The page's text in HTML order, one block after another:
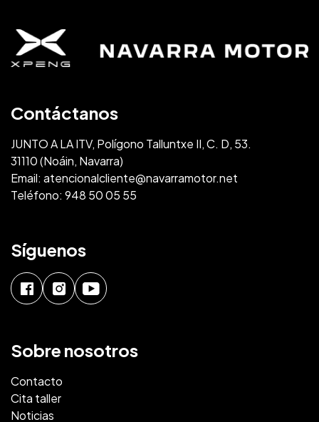
Contáctanos
JUNTO A LA ITV, Polígono Talluntxe II, C. D, 53.
31110 (Noáin, Navarra)
Email: atencionalcliente@navarramotor.net
Teléfono: 948 50 05 55
Síguenos
Sobre nosotros
Contacto
Cita taller
Noticias